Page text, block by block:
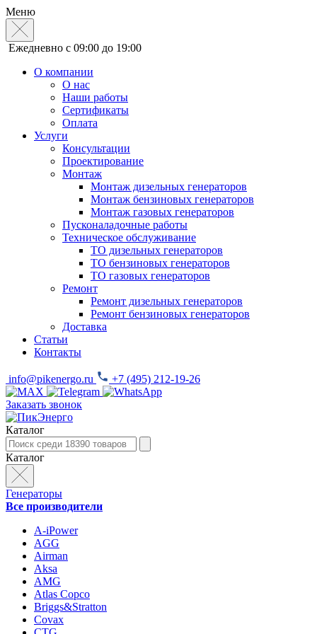
Меню
Ежедневно с 09:00 до 19:00
О компании
О нас
Наши работы
Сертификаты
Оплата
Услуги
Консультации
Проектирование
Монтаж
Монтаж дизельных генераторов
Монтаж бензиновых генераторов
Монтаж газовых генераторов
Пусконаладочные работы
Техническое обслуживание
ТО дизельных генераторов
ТО бензиновых генераторов
ТО газовых генераторов
Ремонт
Ремонт дизельных генераторов
Ремонт бензиновых генераторов
Доставка
Статьи
Контакты
info@pikenergo.ru +7 (495) 212-19-26
Заказать звонок
Каталог
Каталог
Генераторы
Все производители
A-iPower
AGG
Airman
Aksa
AMG
Atlas Copco
Briggs&Stratton
Covax